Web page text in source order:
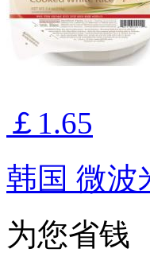
￡1.65
韩国 微波
为您省钱